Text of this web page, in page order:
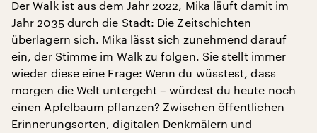
Der Walk ist aus dem Jahr 2022, Mika läuft damit im
Jahr 2035 durch die Stadt: Die Zeitschichten
überlagern sich. Mika lässt sich zunehmend darauf
ein, der Stimme im Walk zu folgen. Sie stellt immer
wieder diese eine Frage: Wenn du wüsstest, dass
morgen die Welt untergeht – würdest du heute noch
einen Apfelbaum pflanzen? Zwischen öffentlichen
Erinnerungsorten, digitalen Denkmälern und